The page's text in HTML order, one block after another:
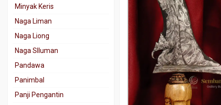
Minyak Keris
Naga Liman
Naga Liong
Naga SIluman
Pandawa
Panimbal
Panji Pengantin